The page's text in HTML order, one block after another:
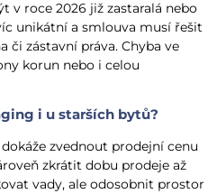
v roce 2026 již zastaralá nebo
unikátní a smlouva musí řešit
či zástavní práva. Chyba ve
korun nebo i celou
i u starších bytů?
zvednout prodejní cenu
zkrátit dobu prodeje až
vady, ale odosobnit prostor